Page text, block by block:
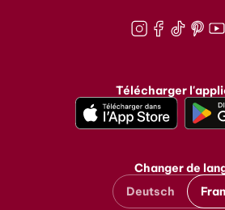
Télécharger
Changer de
Deutsch